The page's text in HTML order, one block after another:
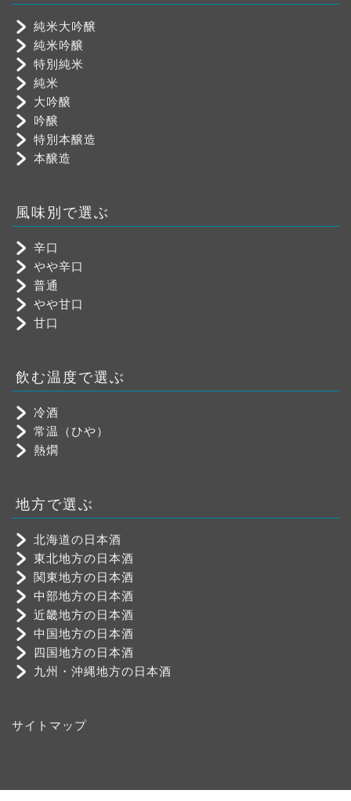
純米大吟醸
純米吟醸
特別純米
純米
大吟醸
吟醸
特別本醸造
本醸造
風味別で選ぶ
辛口
やや辛口
普通
やや甘口
甘口
飲む温度で選ぶ
冷酒
常温（ひや）
熱燗
地方で選ぶ
北海道の日本酒
東北地方の日本酒
関東地方の日本酒
中部地方の日本酒
近畿地方の日本酒
中国地方の日本酒
四国地方の日本酒
九州・沖縄地方の日本酒
サイトマップ